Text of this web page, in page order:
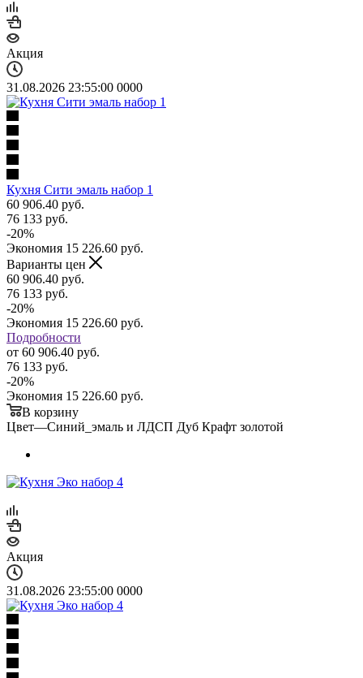
Акция
31.08.2026 23:55:00 0000
Кухня Сити эмаль набор 1
60 906.40 руб.
76 133 руб.
-20%
Экономия 15 226.60 руб.
Варианты цен
60 906.40 руб.
76 133 руб.
-20%
Экономия 15 226.60 руб.
Подробности
от 60 906.40 руб.
76 133 руб.
-20%
Экономия 15 226.60 руб.
В корзину
Цвет—Синий_эмаль и ЛДСП Дуб Крафт золотой
Акция
31.08.2026 23:55:00 0000